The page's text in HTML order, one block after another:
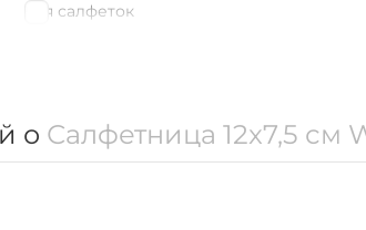
для салфеток
о Салфетница 12x7,5 см